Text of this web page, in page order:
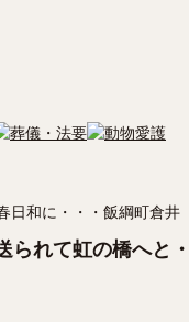
日和に・・・飯綱町
られて虹の橋へと